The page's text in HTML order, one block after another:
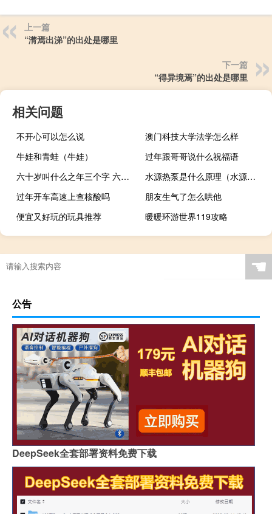
上一篇
“潸焉出涕”的出处是哪里
下一篇
“得异境焉”的出处是哪里
相关问题
不开心可以怎么说
澳门科技大学法学怎么样
牛娃和青蛙（牛娃）
过年跟哥哥说什么祝福语
六十岁叫什么之年三个字 六十岁叫什么之年
水源热泵是什么原理（水源热泵优点）
过年开车高速上查核酸吗
朋友生气了怎么哄他
便宜又好玩的玩具推荐
暖暖环游世界119攻略
☚
公告
DeepSeek全套部署资料免费下载